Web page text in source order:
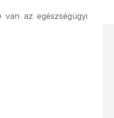
az egészségügyi